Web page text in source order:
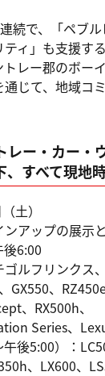
続で、「ペブ
ィ」も支援す
トレー郡のボー
じて、地域コ
レー・カー・
すべて現地時
土）
ンアップの展示
後6:00
ゴルフリンクス
GX550、
、
Series、
後5:00）：
、LX600、